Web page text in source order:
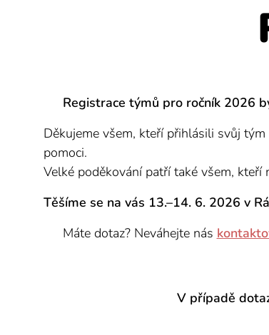
Registrace týmů pro ročník 2026
Děkujeme všem, kteří přihlásili svůj
pomoci. 🤍
Velké poděkování patří také všem, kteří
Těšíme se na vás 13.–14. 6. 2026 v
❓ Máte dotaz? Neváhejte nás
V případě